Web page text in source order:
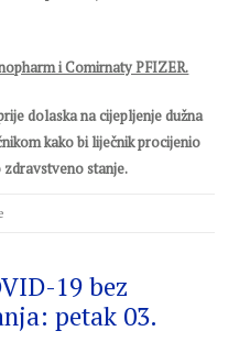
i Comirnaty PFIZER.
dolaska na cijepljenje dužna
kako bi liječnik procijenio
stanje.
19 bez
petak 03.